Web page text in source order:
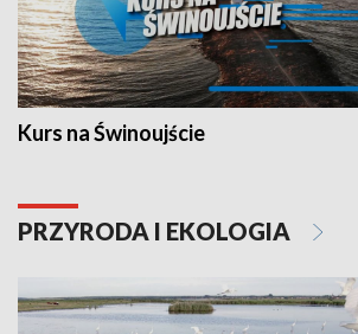
Kurs na Świnoujście
PRZYRODA I EKOLOGIA